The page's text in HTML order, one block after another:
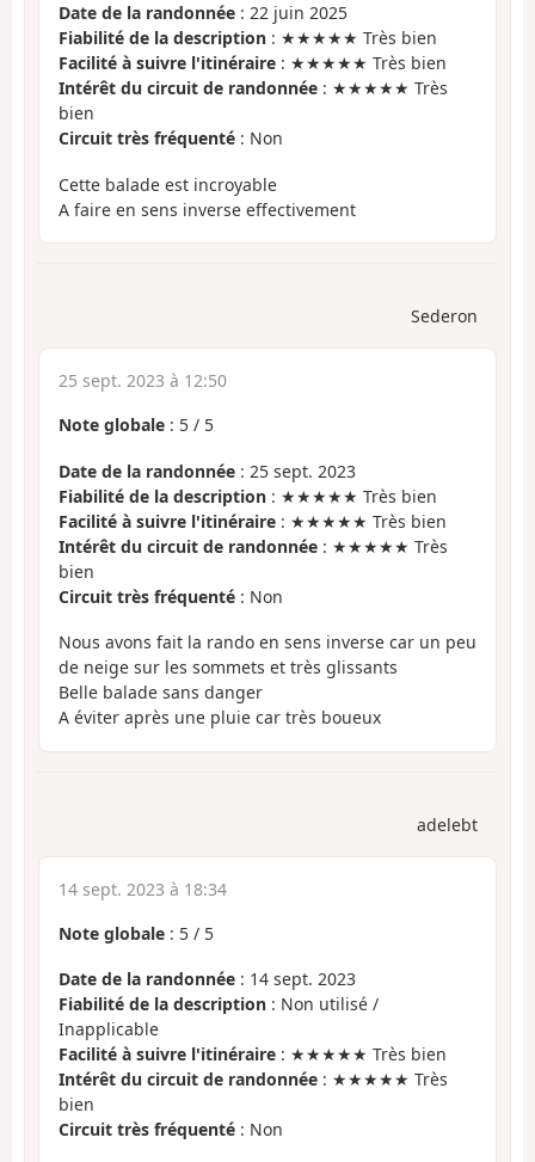
Date de la randonnée : 22 juin 2025
Fiabilité de la description : ★★★★★ Très bien
Facilité à suivre l'itinéraire : ★★★★★ Très bien
Intérêt du circuit de randonnée : ★★★★★ Très
bien
Circuit très fréquenté : Non
Cette balade est incroyable
A faire en sens inverse effectivement
Sederon
25 sept. 2023 à 12:50
Note globale : 5 / 5
Date de la randonnée : 25 sept. 2023
Fiabilité de la description : ★★★★★ Très bien
Facilité à suivre l'itinéraire : ★★★★★ Très bien
Intérêt du circuit de randonnée : ★★★★★ Très
bien
Circuit très fréquenté : Non
Nous avons fait la rando en sens inverse car un peu
de neige sur les sommets et très glissants
Belle balade sans danger
A éviter après une pluie car très boueux
adelebt
14 sept. 2023 à 18:34
Note globale : 5 / 5
Date de la randonnée : 14 sept. 2023
Fiabilité de la description : Non utilisé /
Inapplicable
Facilité à suivre l'itinéraire : ★★★★★ Très bien
Intérêt du circuit de randonnée : ★★★★★ Très
bien
Circuit très fréquenté : Non